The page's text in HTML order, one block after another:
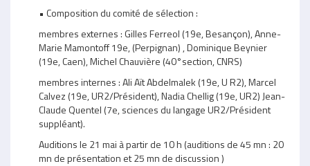
• Composition du comité de sélection :
membres externes : Gilles Ferreol (19e, Besançon), Anne-
Marie Mamontoff 19e, (Perpignan) , Dominique Beynier
(19e, Caen), Michel Chauvière (40°section, CNRS)
membres internes : Ali Aït Abdelmalek (19e, U R2), Marcel
Calvez (19e, UR2/Président), Nadia Chellig (19e, UR2) Jean-
Claude Quentel (7e, sciences du langage UR2/Président
suppléant).
Auditions le 21 mai à partir de 10 h (auditions de 45 mn : 20
mn de présentation et 25 mn de discussion )